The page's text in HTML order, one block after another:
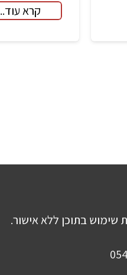
קרא
שימוש בתוכן ללא אישור.